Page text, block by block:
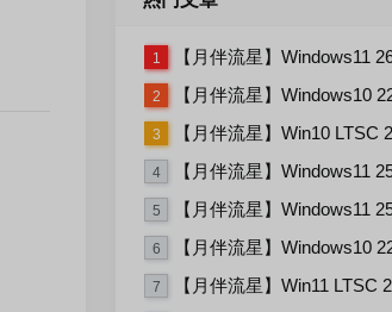
1 【月伴流星】Windows11 26H1 完整+适量精简多合一
2 【月伴流星】Windows10 22H2 完整+适量精简多合一
3 【月伴流星】Win10 LTSC 2021 完整+适量精简多合
4 【月伴流星】Windows11 25H2 完整+适量精简多合一
5 【月伴流星】Windows11 25H2 完整+适量精简多合一
6 【月伴流星】Windows10 22H2 完整+适量精简多合一
7 【月伴流星】Win11 LTSC 2024 完整+适量精简多合一